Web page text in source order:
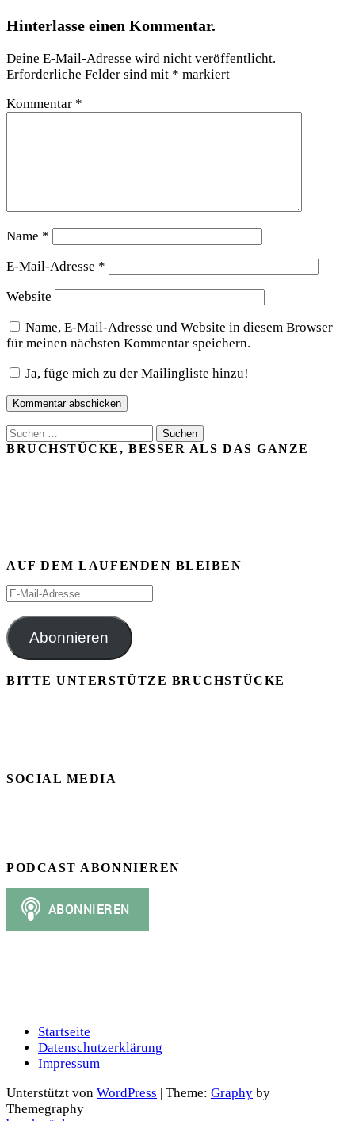
Hinterlasse einen Kommentar.
Deine E-Mail-Adresse wird nicht veröffentlicht.
Erforderliche Felder sind mit * markiert
Kommentar *
Name *
E-Mail-Adresse *
Website
Name, E-Mail-Adresse und Website in diesem Browser
für meinen nächsten Kommentar speichern.
Ja, füge mich zu der Mailingliste hinzu!
Suchen
nach:
BRUCHSTÜCKE, BESSER ALS DAS GANZE
AUF DEM LAUFENDEN BLEIBEN
E-
Adresse
Abonnieren
BITTE UNTERSTÜTZE BRUCHSTÜCKE
SOCIAL MEDIA
PODCAST ABONNIEREN
Startseite
Datenschutzerklärung
Impressum
Unterstützt von WordPress | Theme: Graphy by
Themegraphy